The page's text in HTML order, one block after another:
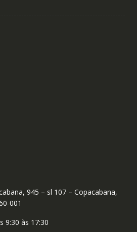
945 – sl 107 – Copacabana,
001
9:30 às 17:30